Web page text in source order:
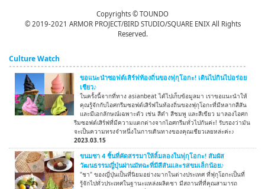
Copyrights © TOUNDO
© 2019-2021 ARMOR PROJECT/BIRD STUDIO/SQUARE ENIX All Rights
Reserved.
Culture Watch
ขอแนะนำซอฟต์เสิร์ฟท้องถิ่นของฟุกุโอกะ! เดินไปกินไปอร่อย
เชียว♪
ในครั้งนี้จากที่ทาง asianbeat ได้ไปเก็บข้อมูลมา เราขอแนะนำให้
คุณรู้จักกับไอศกรีมซอฟต์เสิร์ฟในท้องถิ่นของฟุกุโอกะที่มีหลากสีสัน
และมีเอกลักษณ์เฉพาะตัว เช่น สีดำ สีชมพู และสีเขียว มาลองไอศก
รีมซอฟต์เสิร์ฟที่มีความแตกต่างจากไอศกรีมทั่วไปกันค่ะ! รับรองว่ามัน
จะเป็นความทรงจำหนึ่งในการเดินทางของคุณเชียวเลยหล่ะค่ะ♪
2023.03.15
ขนมชา 4 ชิ้นที่คัดสรรมาให้ลิ้มลองในฟุกุโอกะ! สัมผัส
วัฒนธรรมญี่ปุ่นผ่านมัทฉะที่มีสีสันและรสขมเล็กน้อย♪
"ชา" ของญี่ปุ่นเป็นที่นิยมอย่างมากในต่างประเทศ ที่ฟุกุโอกะเป็นที่
รู้จักไปทั่วประเทศในฐานะแหล่งผลิตชา มีสถานที่ที่คุณสามารถ